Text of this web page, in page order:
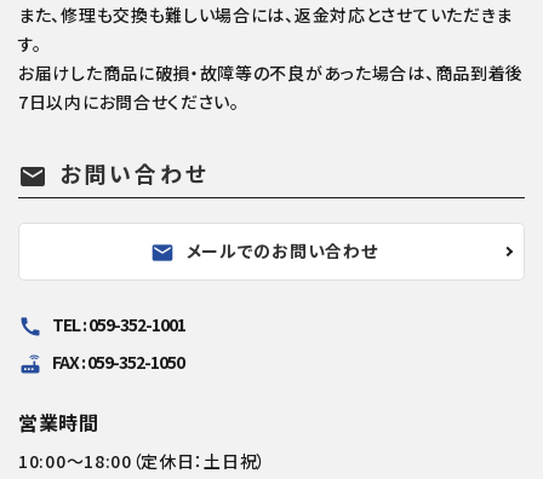
また、修理も交換も難しい場合には、返金対応とさせていただきま
す。
お届けした商品に破損・故障等の不良があった場合は、商品到着後
7日以内にお問合せください。
mail お問い合わせ
mail メールでのお問い合わせ
call TEL : 059-352-1001
router FAX : 059-352-1050
営業時間
10:00～18:00（定休日：土日祝）